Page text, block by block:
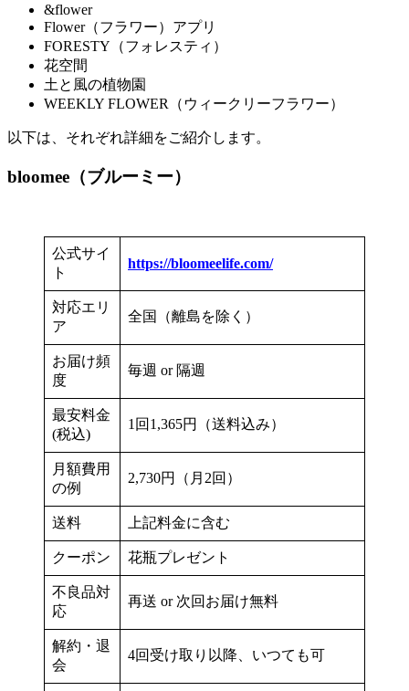
&flower
Flower（フラワー）アプリ
FORESTY（フォレスティ）
花空間
土と風の植物園
WEEKLY FLOWER（ウィークリーフラワー）
以下は、それぞれ詳細をご紹介します。
bloomee（ブルーミー）
公式サイ
ト
https://bloomeelife.com/
対応エリ
ア
全国（離島を除く）
お届け頻
度
毎週 or 隔週
最安料金
(税込)
1回1,365円（送料込み）
月額費用
の例
2,730円（月2回）
送料 上記料金に含む
クーポン 花瓶プレゼント
不良品対
応
再送 or 次回お届け無料
解約・退
会
4回受け取り以降、いつても可